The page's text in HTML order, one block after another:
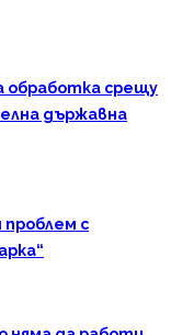
обработка срещу
държавна
с